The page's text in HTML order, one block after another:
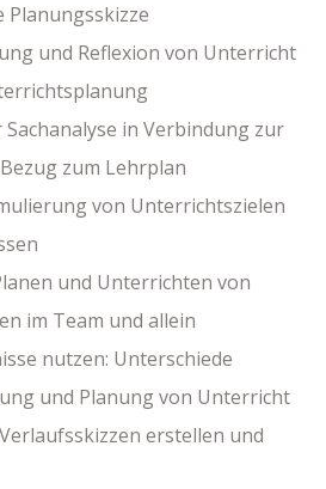
und Reflexion von Unterricht
in Verbindung zur
zum Lehrplan
von Unterrichtszielen
und Unterrichten von
im Team und allein
nutzen: Unterschiede
und Planung von Unterricht
erstellen und